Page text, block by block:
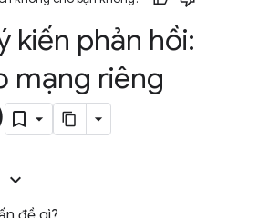
kiến phản hồi:
mạng riêng